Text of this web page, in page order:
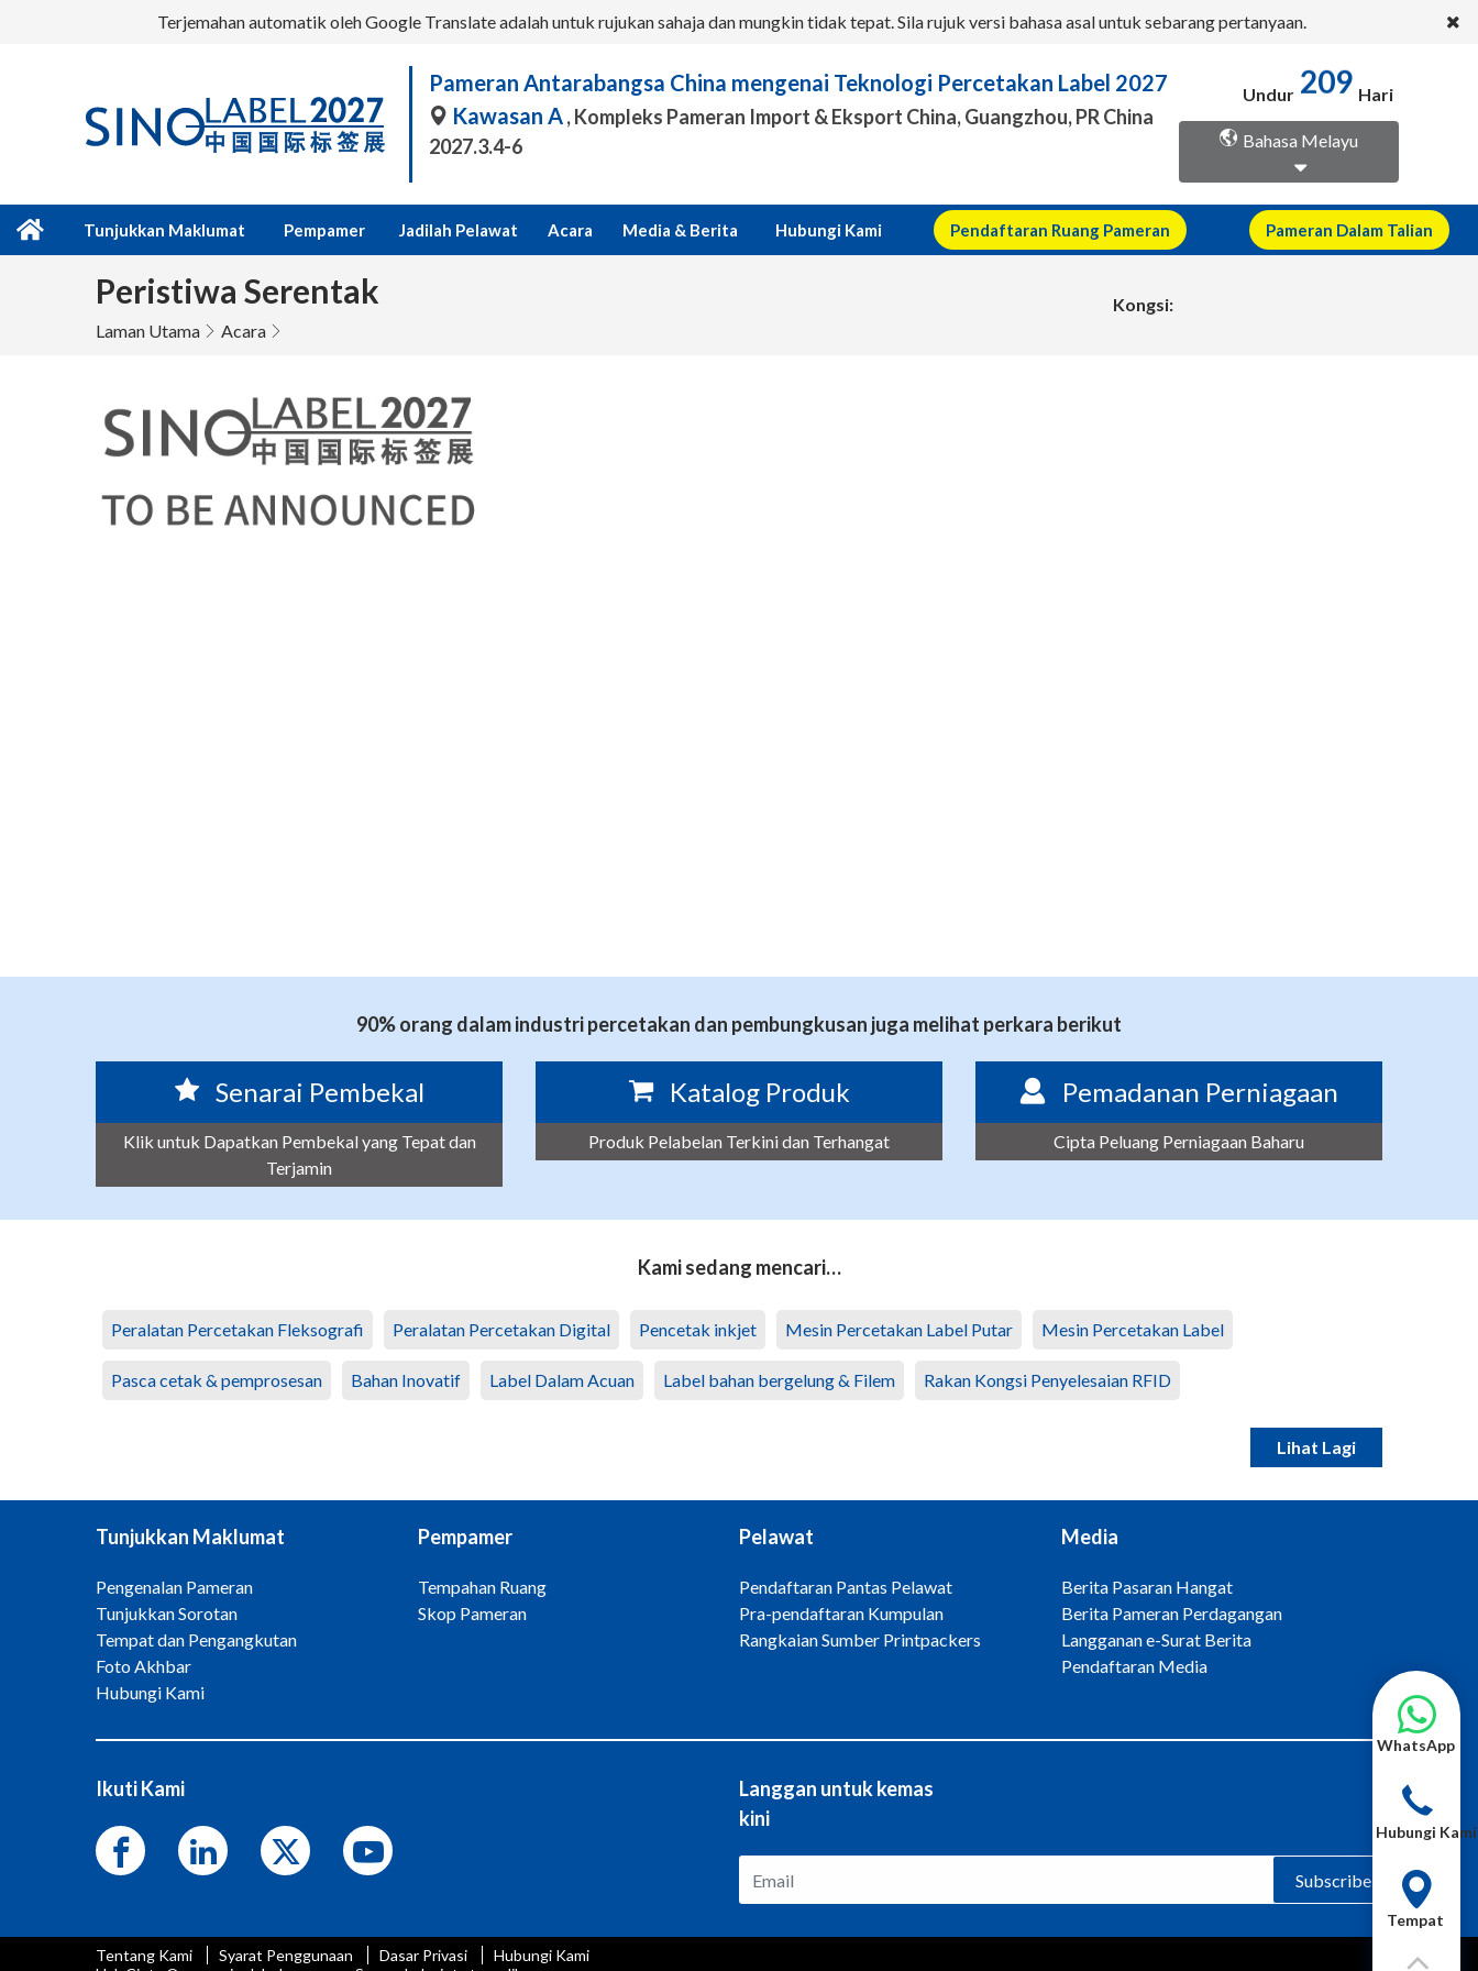
Terjemahan automatik oleh Google Translate adalah untuk rujukan sahaja dan mungkin tidak tepat. Sila rujuk versi bahasa asal untuk sebarang pertanyaan.
Pameran Antarabangsa China mengenai Teknologi Percetakan Label 2027
Kawasan A, Kompleks Pameran Import & Eksport China, Guangzhou, PR China
2027.3.4-6
Undur 209 Hari
Bahasa Melayu
Tunjukkan Maklumat Pempamer Jadilah Pelawat Acara Media & Berita Hubungi Kami Pendaftaran Ruang Pameran Pameran Dalam Talian
Peristiwa Serentak
Laman Utama Acara
Kongsi:
90% orang dalam industri percetakan dan pembungkusan juga melihat perkara berikut
Senarai Pembekal
Klik untuk Dapatkan Pembekal yang Tepat dan
Terjamin
Katalog Produk
Produk Pelabelan Terkini dan Terhangat
Pemadanan Perniagaan
Cipta Peluang Perniagaan Baharu
Kami sedang mencari…
Peralatan Percetakan Fleksografi Peralatan Percetakan Digital Pencetak inkjet Mesin Percetakan Label Putar Mesin Percetakan Label
Pasca cetak & pemprosesan Bahan Inovatif Label Dalam Acuan Label bahan bergelung & Filem Rakan Kongsi Penyelesaian RFID
Lihat Lagi
Tunjukkan Maklumat
Pengenalan Pameran
Tunjukkan Sorotan
Tempat dan Pengangkutan
Foto Akhbar
Hubungi Kami
Pempamer
Tempahan Ruang
Skop Pameran
Pelawat
Pendaftaran Pantas Pelawat
Pra-pendaftaran Kumpulan
Rangkaian Sumber Printpackers
Media
Berita Pasaran Hangat
Berita Pameran Perdagangan
Langganan e-Surat Berita
Pendaftaran Media
Ikuti Kami
Langgan untuk kemas
kini
Subscribe
Tentang Kami Syarat Penggunaan Dasar Privasi
Hubungi Kami
WhatsApp
Hubungi Kami
Tempat